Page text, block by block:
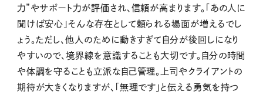
力”やサポート力が評価され、信頼が高まります。「あの人に
聞けば安心」そんな存在として頼られる場面が増えるでし
ょう。ただし、他人のために動きすぎて自分が後回しになり
やすいので、境界線を意識することも大切です。自分の時間
や体調を守ることも立派な自己管理。上司やクライアントの
期待が大きくなりますが、「無理です」と伝える勇気を持つ